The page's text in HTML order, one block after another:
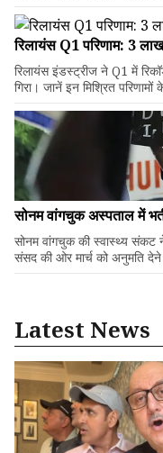
रिलायंस Q1 परिणाम: ₹3
रिलायंस इंडस्ट्रीज ने Q1 में
गिरा। जानें इन मिश्रित
सोनम वांगचुक अस्पताल में
सोनम वांगचुक की स्वास्थ्य संकट
संसद की ओर मार्च को अनुमति
Latest News